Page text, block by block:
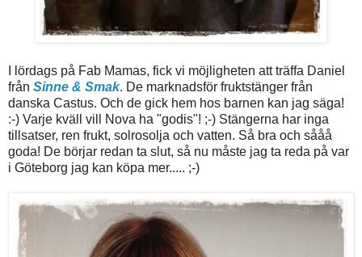
I lördags på Fab Mamas, fick vi möjligheten att träffa Daniel
från Sinne & Smak. De marknadsför fruktstänger från
danska Castus. Och de gick hem hos barnen kan jag säga!
:-) Varje kväll vill Nova ha "godis"! ;-) Stängerna har inga
tillsatser, ren frukt, solrosolja och vatten. Så bra och sååå
goda! De börjar redan ta slut, så nu måste jag ta reda på var
i Göteborg jag kan köpa mer..... ;-)